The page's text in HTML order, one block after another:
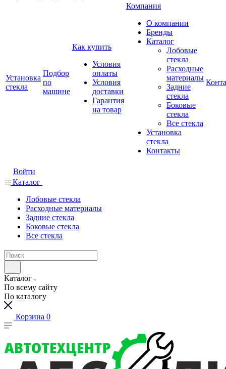
Установка
стекла
Подбор
по
машине
Как купить
Условия
оплаты
Условия
доставки
Гарантия
на товар
Компания
О компании
Бренды
Каталог
Лобовые
стекла
Расходные
материалы
Задние
стекла
Боковые
стекла
Все стекла
Установка
стекла
Контакты
Войти
Каталог
Лобовые стекла
Расходные материалы
Задние стекла
Боковые стекла
Все стекла
Каталог
По всему сайту
По каталогу
Корзина 0